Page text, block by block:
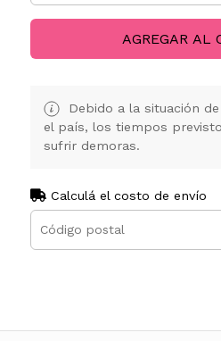
AGREGAR AL
Debido a la situación
el país, los tiempos
sufrir demoras.
Calculá el costo de envío